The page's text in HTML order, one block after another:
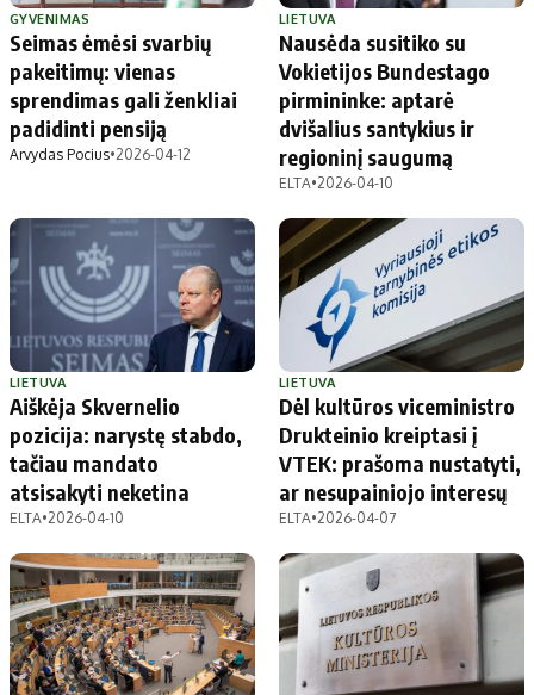
GYVENIMAS
Seimas ėmėsi svarbių
pakeitimų: vienas
sprendimas gali ženkliai
padidinti pensiją
Arvydas Pocius•2026-04-12
LIETUVA
Nausėda susitiko su
Vokietijos Bundestago
pirmininke: aptarė
dvišalius santykius ir
regioninį saugumą
ELTA•2026-04-10
LIETUVA
Aiškėja Skvernelio
pozicija: narystę stabdo,
tačiau mandato
atsisakyti neketina
ELTA•2026-04-10
LIETUVA
Dėl kultūros viceministro
Drukteinio kreiptasi į
VTEK: prašoma nustatyti,
ar nesupainiojo interesų
ELTA•2026-04-07